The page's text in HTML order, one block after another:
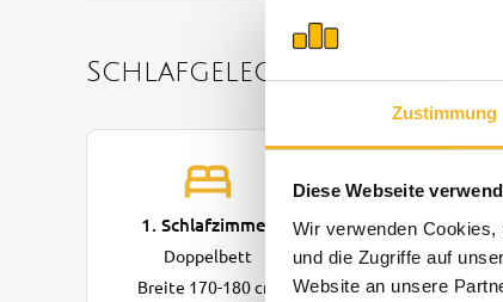
Zustimmung
Diese Webseite
Wir verwenden
und die Zugriffe auf
Website an unsere
Schlafgelegenheiten
1. Schlafzimmer
Doppelbett
Breite 170-180 cm
2.
Doppelbett
Breite 170-180